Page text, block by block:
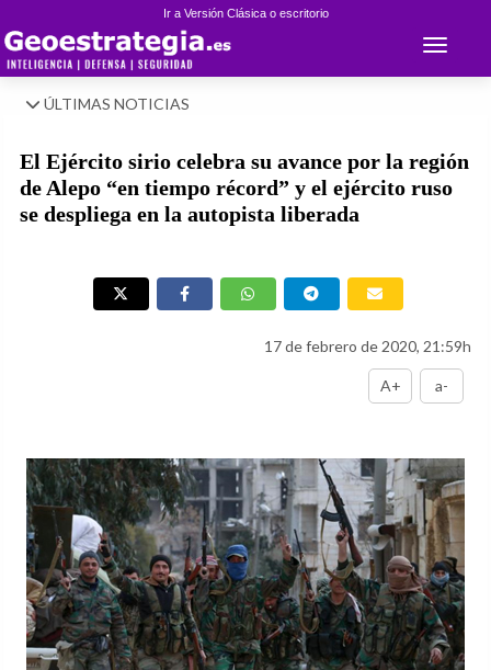
Ir a Versión Clásica o escritorio
Toggle
ÚLTIMAS NOTICIAS
El Ejército sirio celebra su avance por la región
de Alepo “en tiempo récord” y el ejército ruso
se despliega en la autopista liberada
17 de febrero de 2020, 21:59h
A+ a-